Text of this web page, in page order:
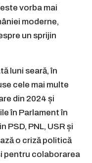
vorba mai
moderne,
un sprijin
luni seară, în
cele mai multe
din 2024 și
în Parlament în
PSD, PNL, USR și
o criză politică
pentru colaborarea